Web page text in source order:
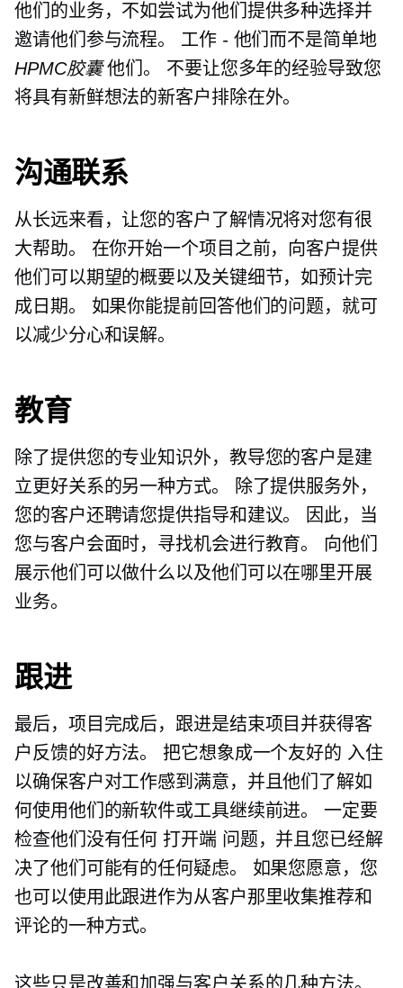
他们的业务，不如尝试为他们提供多种选择并
邀请他们参与流程。 工作 -他们而不是简单地
HPMC胶囊他们。 不要让您多年的经验导致您
将具有新鲜想法的新客户排除在外。
沟通联系
从长远来看，让您的客户了解情况将对您有很
大帮助。 在你开始一个项目之前，向客户提供
他们可以期望的概要以及关键细节，如预计完
成日期。 如果你能提前回答他们的问题，就可
以减少分心和误解。
教育
除了提供您的专业知识外，教导您的客户是建
立更好关系的另一种方式。 除了提供服务外，
您的客户还聘请您提供指导和建议。 因此，当
您与客户会面时，寻找机会进行教育。 向他们
展示他们可以做什么以及他们可以在哪里开展
业务。
跟进
最后，项目完成后，跟进是结束项目并获得客
户反馈的好方法。 把它想象成一个友好的 入住
以确保客户对工作感到满意，并且他们了解如
何使用他们的新软件或工具继续前进。 一定要
检查他们没有任何 打开端问题，并且您已经解
决了他们可能有的任何疑虑。 如果您愿意，您
也可以使用此跟进作为从客户那里收集推荐和
评论的一种方式。
这些只是改善和加强与客户关系的几种方法。